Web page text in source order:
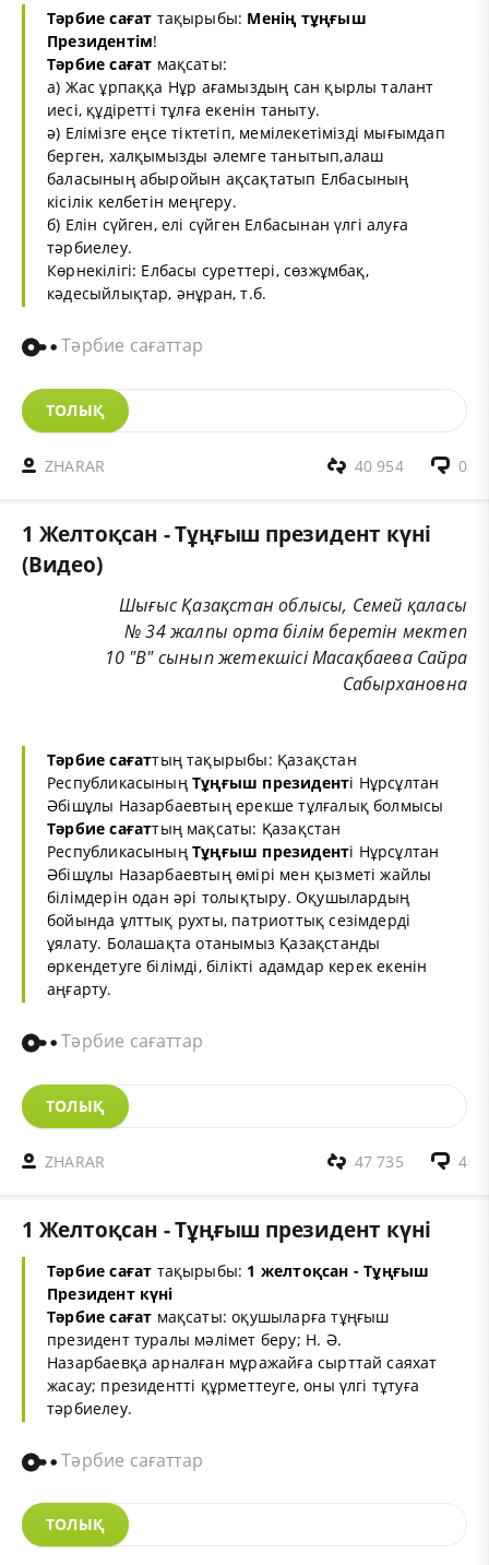
Тәрбие сағат тақырыбы: Менің тұңғыш
Президентім!
Тәрбие сағат мақсаты:
а) Жас ұрпаққа Нұр ағамыздың сан қырлы талант
иесі, құдіретті тұлға екенін таныту.
ә) Елімізге еңсе тіктетіп, мемілекетімізді мығымдап
берген, халқымызды әлемге танытып,алаш
баласының абыройын ақсақтатып Елбасының
кісілік келбетін меңгеру.
б) Елін сүйген, елі сүйген Елбасынан үлгі алуға
тәрбиелеу.
Көрнекілігі: Елбасы суреттері, сөзжұмбақ,
кәдесыйлықтар, әнұран, т.б.
Тәрбие сағаттар
ТОЛЫҚ
ZHARAR 0
40 954
1 Желтоқсан - Тұңғыш президент күні
(Видео)
Шығыс Қазақстан облысы, Семей қаласы
№ 34 жалпы орта білім беретін мектеп
10 "В" сынып жетекшісі Масақбаева Сайра
Сабырхановна
Тәрбие сағаттың тақырыбы: Қазақстан
РеспубликасыныңТұңғыш президенті Нұрсұлтан
Әбішұлы Назарбаевтың ерекше тұлғалық болмысы
Тәрбие сағаттың мақсаты: Қазақстан
РеспубликасыныңТұңғыш президенті Нұрсұлтан
Әбішұлы Назарбаевтың өмірі мен қызметі жайлы
білімдерін одан әрі толықтыру. Оқушылардың
бойында ұлттық рухты, патриоттық сезімдерді
ұялату. Болашақта отанымыз Қазақстанды
өркендетуге білімді, білікті адамдар керек екенін
аңғарту.
Тәрбие сағаттар
ТОЛЫҚ
ZHARAR 4
47 735
1 Желтоқсан - Тұңғыш президент күні
Тәрбие сағат тақырыбы: 1 желтоқсан - Тұңғыш
Президент күні
Тәрбие сағат мақсаты: оқушыларға тұңғыш
президент туралы мәлімет беру; Н. Ә.
Назарбаевқа арналған мұражайға сырттай саяхат
жасау; президентті құрметтеуге, оны үлгі тұтуға
тәрбиелеу.
Тәрбие сағаттар
ТОЛЫҚ